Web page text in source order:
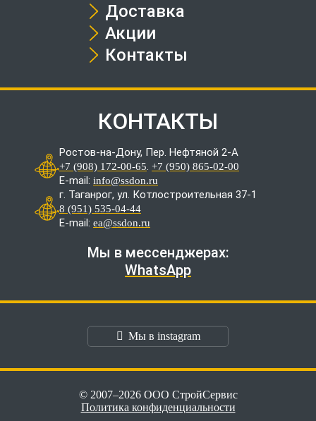
Доставка
Акции
Контакты
КОНТАКТЫ
Ростов-на-Дону, Пер. Нефтяной 2-А
+7 (908) 172-00-65. +7 (950) 865-02-00
E-mail: info@ssdon.ru
г. Таганрог, ул. Котлостроительная 37-1
8 (951) 535-04-44
E-mail: ea@ssdon.ru
Мы в мессенджерах:
WhatsApp
Мы в instagram
© 2007–2026 ООО СтройСервис
Политика конфиденциальности